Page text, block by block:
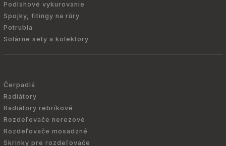
Podlahové vykurovanie
Spojky, fitingy na rúry
Potrubia
Solárne sety a kolektory
Čerpadlá
Radiátory
Radiátory rebríkové
Rozdeľovače nerezové
Rozdeľovače mosadzné
Skrinky pre rozdeľovače